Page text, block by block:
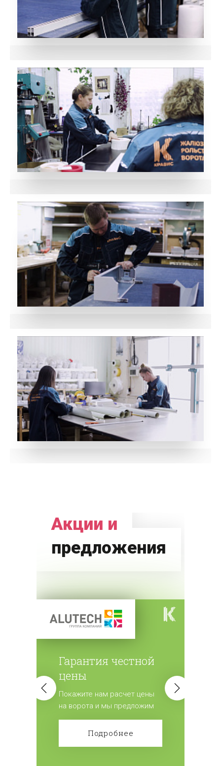
Акции и
предложения
Гарантия честной
цены
Покажите нам расчет цены
на ворота и мы предложим
лучшие условия.
Подробнее